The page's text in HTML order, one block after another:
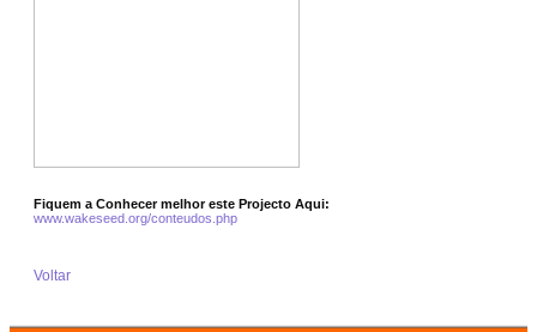
Fiquem a Conhecer melhor este Projecto Aqui:
www.wakeseed.org/conteudos.php
Voltar